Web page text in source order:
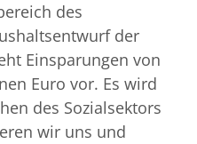
des
der
Einsparungen von
Euro vor. Es wird
des Sozialsektors
wir uns und